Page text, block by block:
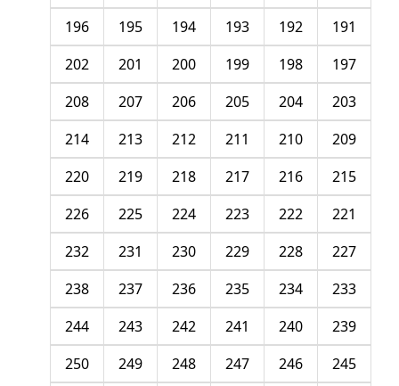
191
192
193
194
195
196
197
198
199
200
201
202
203
204
205
206
207
208
209
210
211
212
213
214
215
216
217
218
219
220
221
222
223
224
225
226
227
228
229
230
231
232
233
234
235
236
237
238
239
240
241
242
243
244
245
246
247
248
249
250